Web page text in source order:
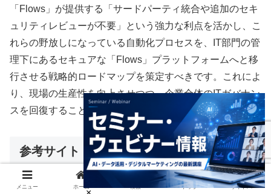
「Flows」が提供する「サードパーティ統合や追加のセキ
ュリティレビューが不要」という強力な利点を活かし、こ
れらの野放しになっている自動化プロセスを、IT部門の管
理下にあるセキュアな「Flows」プラットフォームへと移
行させる戦略的ロードマップを策定すべきです。これによ
り、現場の生産性を向上させつつ、企業全体のITガバナン
スを回復することが可能になります。
参考サイト
メニュー ホーム 検索 トップ サイドバー